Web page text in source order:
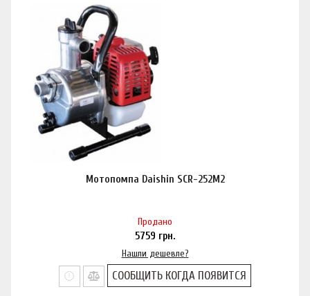
Мотопомпа Daishin SCR-252M2
Продано
5759 грн.
Нашли дешевле?
СООБЩИТЬ КОГДА ПОЯВИТСЯ